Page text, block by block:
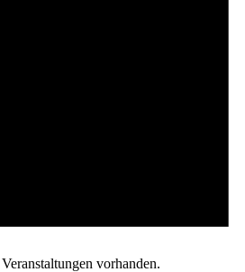
vorhanden.